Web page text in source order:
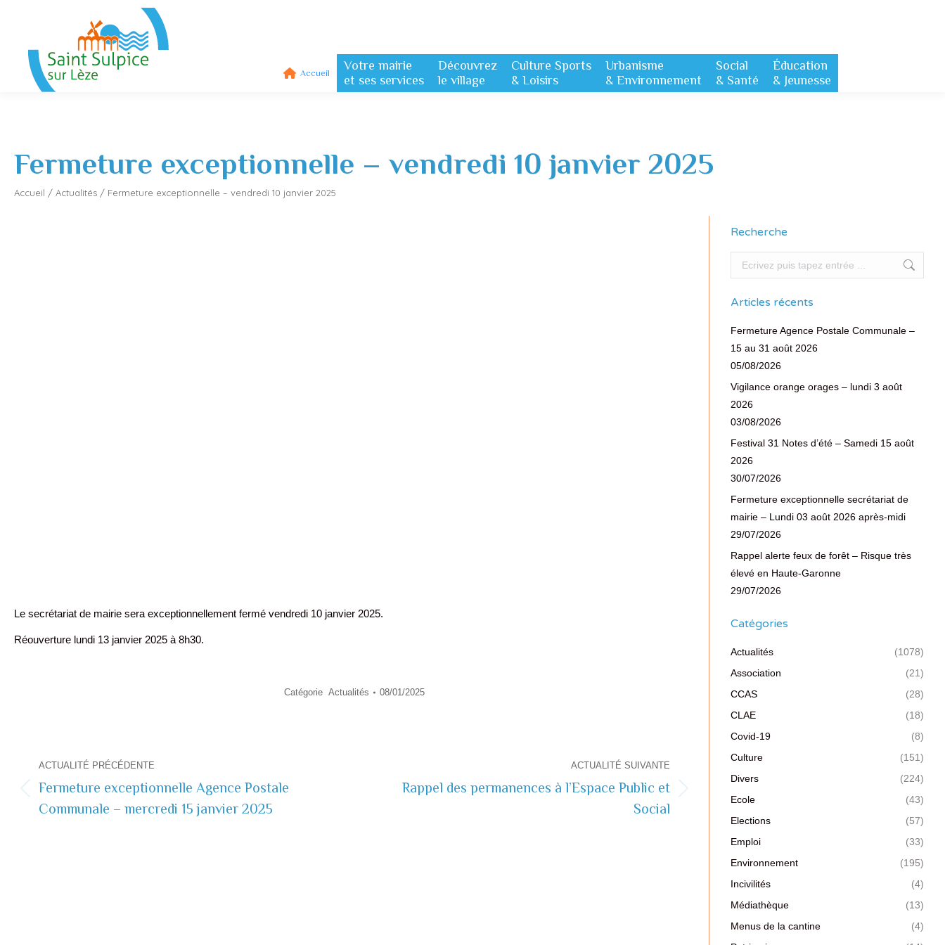
Accueil
Votre mairie
et ses services
Découvrez
le village
Culture Sports
& Loisirs
Urbanisme
& Environnement
Social
& Santé
Éducation
& Jeunesse
Fermeture exceptionnelle – vendredi 10 janvier 2025
Accueil / Actualités / Fermeture exceptionnelle – vendredi 10 janvier 2025
Le secrétariat de mairie sera exceptionnellement fermé vendredi 10 janvier 2025.
Réouverture lundi 13 janvier 2025 à 8h30.
Catégorie Actualités 08/01/2025
Navigation
de
commentaire
ACTUALITÉ PRÉCÉDENTE
précédente
Fermeture exceptionnelle Agence Postale
Communale – mercredi 15 janvier 2025
ACTUALITÉ SUIVANTE
Rappel des permanences à l’Espace Public et
Social
Recherche
Recherche
Articles récents
Fermeture Agence Postale Communale –
15 au 31 août 2026
05/08/2026
Vigilance orange orages – lundi 3 août
2026
03/08/2026
Festival 31 Notes d’été – Samedi 15 août
2026
30/07/2026
Fermeture exceptionnelle secrétariat de
mairie – Lundi 03 août 2026 après-midi
29/07/2026
Rappel alerte feux de forêt – Risque très
élevé en Haute-Garonne
29/07/2026
Catégories
Actualités
(1078)
Association
(21)
CCAS
(28)
CLAE
(18)
Covid-19
(8)
Culture
(151)
Divers
(224)
Ecole
(43)
Elections
(57)
Emploi
(33)
Environnement
(195)
Incivilités
(4)
Médiathèque
(13)
Menus de la cantine
(4)